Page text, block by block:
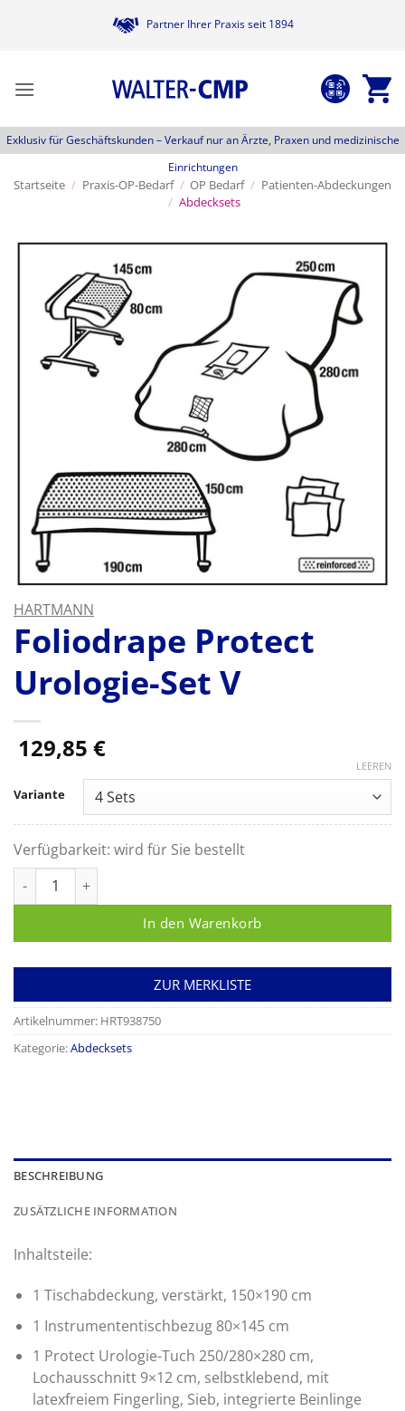
Partner Ihrer Praxis seit 1894
Exklusiv für Geschäftskunden –Verkauf nur an Ärzte, Praxen und medizinische
Einrichtungen
Startseite / Praxis-OP-Bedarf / OP Bedarf / Patienten-Abdeckungen
/ Abdecksets
HARTMANN
Foliodrape Protect
Urologie-Set V
129,85 €
Variante
LEEREN
Verfügbarkeit: wird für Sie bestellt
In den Warenkorb
ZUR MERKLISTE
Artikelnummer: HRT938750
Kategorie:Abdecksets
BESCHREIBUNG
ZUSÄTZLICHE INFORMATION
Inhaltsteile:
1 Tischabdeckung, verstärkt, 150×190 cm
1 Instrumententischbezug 80×145 cm
1 Protect Urologie-Tuch 250/280×280 cm,
Lochausschnitt 9×12 cm, selbstklebend, mit
latexfreiem Fingerling, Sieb, integrierte Beinlinge